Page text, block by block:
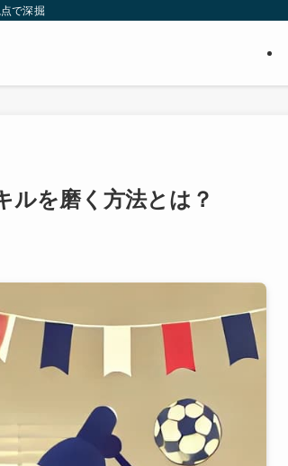
で深掘りしたコンテンツをお届けします。
ルを磨く方法とは？